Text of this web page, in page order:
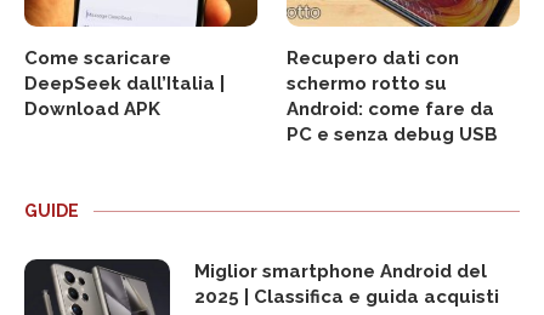
Come scaricare
DeepSeek dall’Italia |
Download APK
Recupero dati con
schermo rotto su
Android: come fare da
PC e senza debug USB
GUIDE
Miglior smartphone Android del
2025 | Classifica e guida acquisti